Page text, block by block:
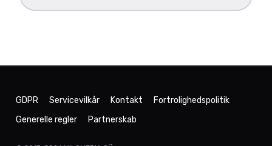
GDPR Servicevilkår Kontakt
Fortrolighedspolitik
Generelle regler
Partnerskab